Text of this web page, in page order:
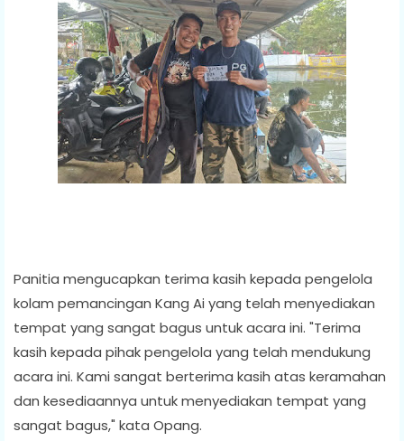
Panitia mengucapkan terima kasih kepada pengelola
kolam pemancingan Kang Ai yang telah menyediakan
tempat yang sangat bagus untuk acara ini. "Terima
kasih kepada pihak pengelola yang telah mendukung
acara ini. Kami sangat berterima kasih atas keramahan
dan kesediaannya untuk menyediakan tempat yang
sangat bagus," kata Opang.